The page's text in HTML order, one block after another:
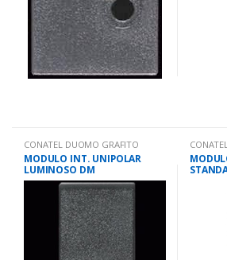
CONATEL DUOMO GRAFITO
MODULO INT. UNIPOLAR
LUMINOSO DM